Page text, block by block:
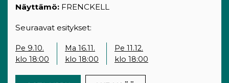
Näyttämö: FRENCKELL
Seuraavat esitykset:
Pe 9.10.
klo 18:00
Ma 16.11.
klo 18:00
Pe 11.12.
klo 18:00